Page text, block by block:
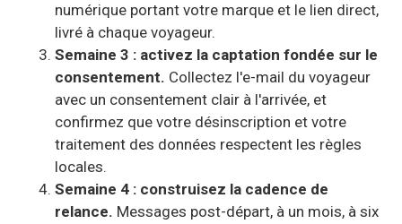
numérique portant votre marque et le lien direct,
livré à chaque voyageur.
Semaine 3 : activez la captation fondée sur le
consentement. Collectez l'e-mail du voyageur
avec un consentement clair à l'arrivée, et
confirmez que votre désinscription et votre
traitement des données respectent les règles
locales.
Semaine 4 : construisez la cadence de
relance. Messages post-départ, à un mois, à six